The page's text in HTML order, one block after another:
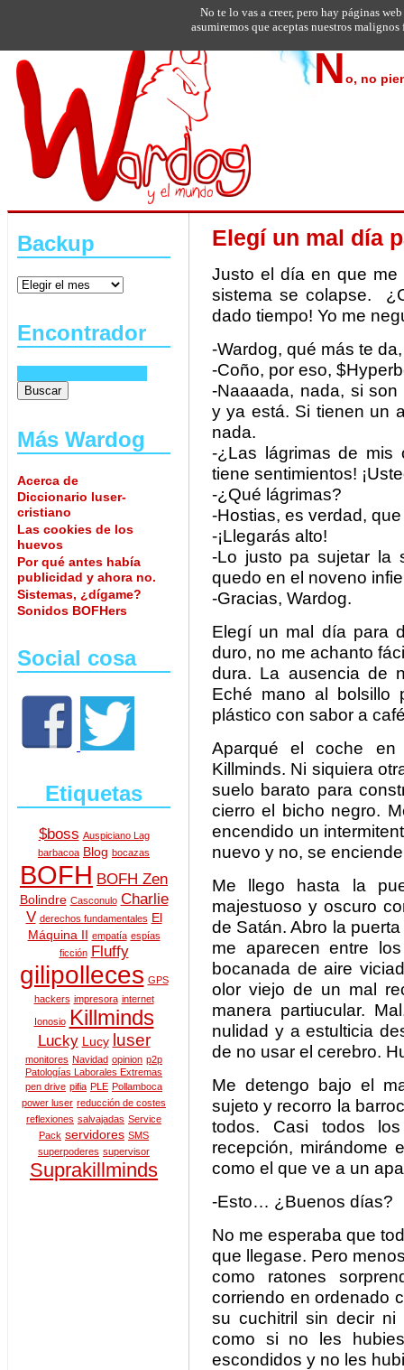
No, no
Backup
Encontrador
Más Wardog
Acerca de
Diccionario luser-
cristiano
Las cookies de los
huevos
Por qué antes había
publicidad y ahora no.
Sistemas, ¿dígame?
Sonidos BOFHers
Social cosa
Etiquetas
$boss Auspiciano Lag
barbacoa Blog bocazas
BOFH BOFH Zen
Bolindre Casconulo Charlie
V derechos fundamentales El
Máquina II empatía espías
ficción
Fluffy
gilipolleces GPS
hackers impresora internet
Ionosio Killminds
Lucky Lucy luser
monitores Navidad opinion p2p
Patologías Laborales Extremas
pen drive pifia PLE Pollamboca
power luser reducción de costes
reflexiones salvajadas Service
Pack servidores SMS
superpoderes supervisor
Suprakillminds
Elegí un mal día
Justo el día en que me
sistema se colapse.
dado tiempo! Yo me
-Wardog, qué más te
-Coño, por eso,
-Naaaada, nada, si
y ya está. Si tienen un
nada.
-¿Las lágrimas de mis
tiene sentimientos!
-¿Qué lágrimas?
-Hostias, es verdad,
-¡Llegarás alto!
-Lo justo pa sujetar la
quedo en el noveno
-Gracias, Wardog.
Elegí un mal día para
duro, no me achanto
dura. La ausencia de
Eché mano al bolsillo
plástico con sabor a
Aparqué el coche
Killminds. Ni siquiera
suelo barato para
cierro el bicho negro.
encendido un
nuevo y no, se
Me llego hasta la
majestuoso y oscuro
de Satán. Abro la
me aparecen entre
bocanada de aire
olor viejo de un mal
manera partiucular.
nulidad y a estulticia
de no usar el cerebro.
Me detengo bajo el
sujeto y recorro la
todos. Casi todos
recepción, mirándome
como el que ve a un
-Esto… ¿Buenos días?
No me esperaba que
que llegase. Pero
como ratones
corriendo en ordenado
su cuchitril sin decir
como si no les
escondidos y no les
No te lo vas a creer, pero hay páginas
asumiremos que aceptas nuestros